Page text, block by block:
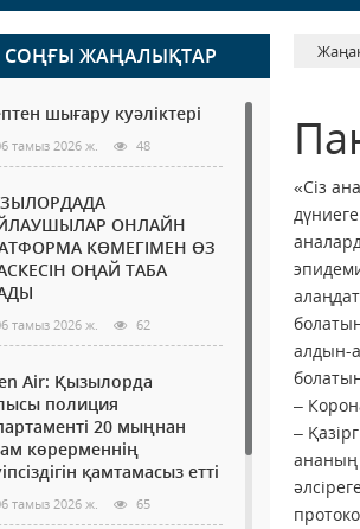
СОҢҒЫ ЖАҢАЛЫҚТАР
шығару куәліктері
тамыз 2026 ж. 48
ОНЛАЙН
КӨМЕГІМЕН ӨЗ
ОҢАЙ ТАБА
тамыз 2026 ж. 62
Air: Қызылорда
полиция
20 мыңнан
көрерменнің
қамтамасыз етті
тамыз 2026 ж. 65
«Сіз
алдын-
–
–
ананың